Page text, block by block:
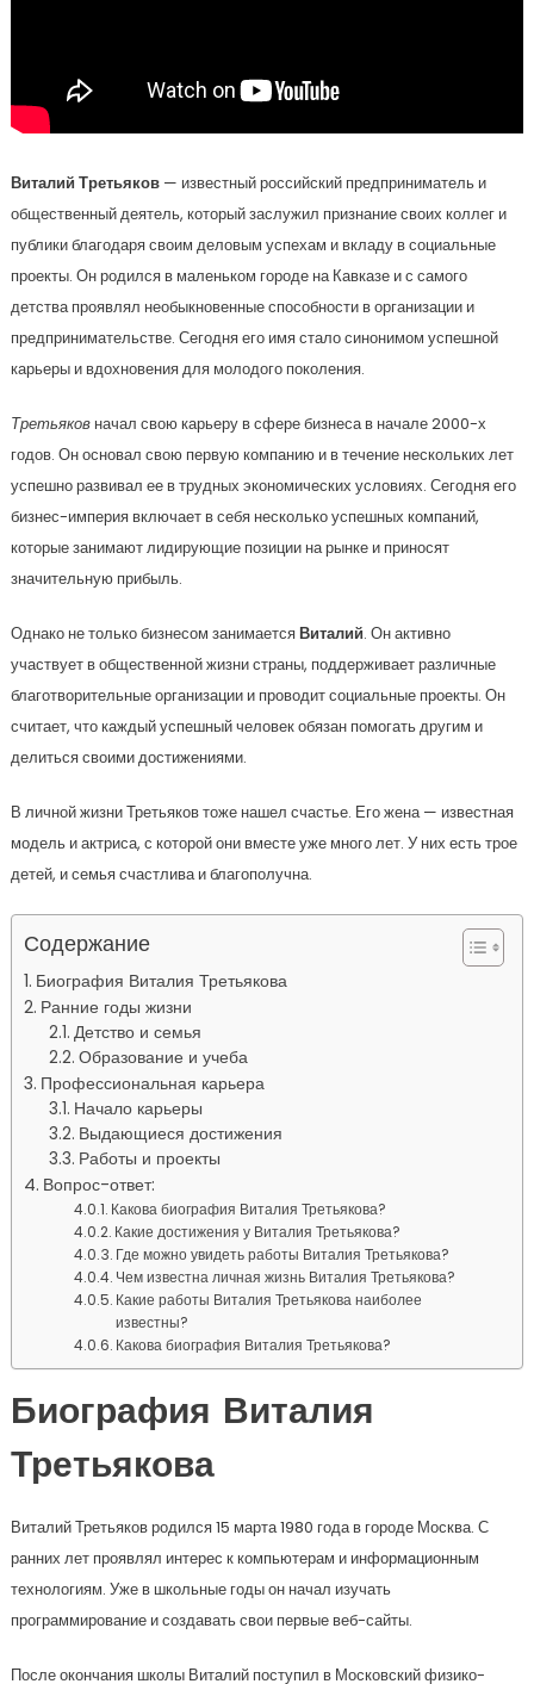
Виталий Третьяков— известный российский предприниматель и
общественный деятель, который заслужил признание своих коллег и
публики благодаря своим деловым успехам и вкладу в социальные
проекты. Он родился в маленьком городе на Кавказе и с самого
детства проявлял необыкновенные способности в организации и
предпринимательстве. Сегодня его имя стало синонимом успешной
карьеры и вдохновения для молодого поколения.
Третьяковначал свою карьеру в сфере бизнеса в начале 2000-х
годов. Он основал свою первую компанию и в течение нескольких лет
успешно развивал ее в трудных экономических условиях. Сегодня его
бизнес-империя включает в себя несколько успешных компаний,
которые занимают лидирующие позиции на рынке и приносят
значительную прибыль.
Однако не только бизнесом занимаетсяВиталий. Он активно
участвует в общественной жизни страны, поддерживает различные
благотворительные организации и проводит социальные проекты. Он
считает, что каждый успешный человек обязан помогать другим и
делиться своими достижениями.
В личной жизни Третьяков тоже нашел счастье. Его жена — известная
модель и актриса, с которой они вместе уже много лет. У них есть трое
детей, и семья счастлива и благополучна.
Содержание
Биография Виталия Третьякова
Ранние годы жизни
Детство и семья
Образование и учеба
Профессиональная карьера
Начало карьеры
Выдающиеся достижения
Работы и проекты
Вопрос-ответ:
Какова биография Виталия Третьякова?
Какие достижения у Виталия Третьякова?
Где можно увидеть работы Виталия Третьякова?
Чем известна личная жизнь Виталия Третьякова?
Какие работы Виталия Третьякова наиболее
известны?
Какова биография Виталия Третьякова?
Биография Виталия
Третьякова
Виталий Третьяков родился 15 марта 1980 года в городе Москва. С
ранних лет проявлял интерес к компьютерам и информационным
технологиям. Уже в школьные годы он начал изучать
программирование и создавать свои первые веб-сайты.
После окончания школы Виталий поступил в Московский физико-